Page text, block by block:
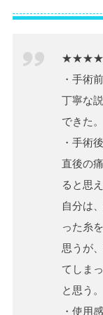
・手術前
丁寧な
できた。
・手術後
直後の
ると思
自分は
った糸
思うが
てしま
と思う。
・使用感